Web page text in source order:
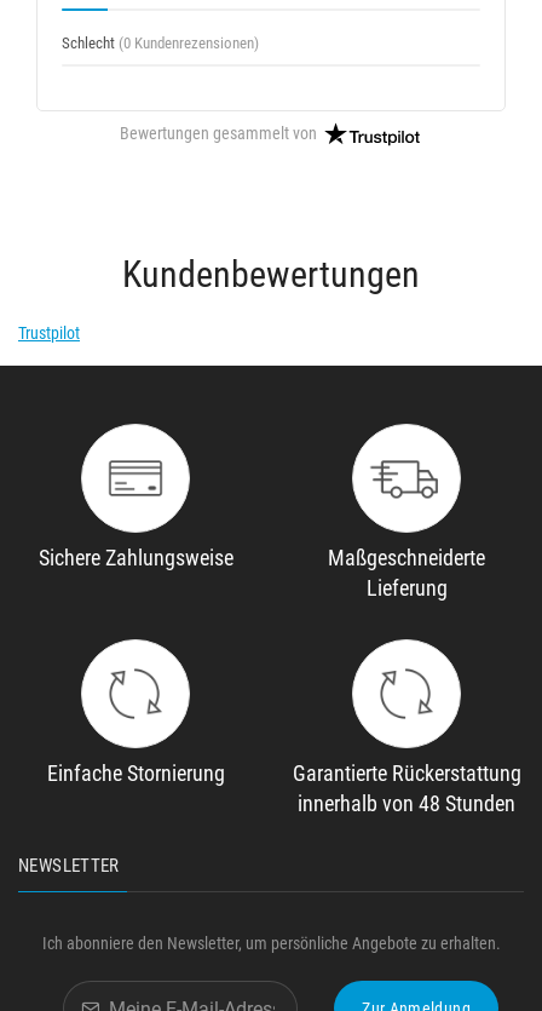
Schlecht (0 Kundenrezensionen)
Bewertungen gesammelt von
Kundenbewertungen
Trustpilot
Sichere Zahlungsweise
Maßgeschneiderte
Lieferung
Einfache Stornierung
Garantierte Rückerstattung
innerhalb von 48 Stunden
NEWSLETTER
Ich abonniere den Newsletter, um persönliche Angebote zu erhalten.